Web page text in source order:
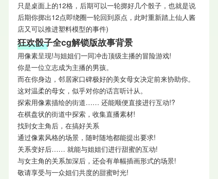
只是桌面上的12格，后期可以一轮掷好几个骰子，也就是说
后期你掷出12点即绕圈一轮回到原点，此时重新踏上仙人酱
店又可以推进塑料模型的事件)
狂欢骰子全cg解锁版故事背景
用像素呈现!与姐姐们一同冲击顶级主播的冒险游戏!
你是一位立志成为主播的男孩。
而在你身边，邻居家口碑极好的美女母女决定前来协助你。
这对温柔的母女，似乎对你的话言听计从。
探索用像素描绘的街道…… 还能顺便直接进行互动!?
在棋盘状的街道中探索，收集直播素材!
找到女主角后，在搞好关系
通过像素风格的场景，随时随地都能提出要求!
关系变好后…… 就能与姐姐们进行甜蜜的互动!
与女主角的关系加深后，还会有单幅插画形式的场景!
敬请享受与一众姐们共度的甜蜜时光!